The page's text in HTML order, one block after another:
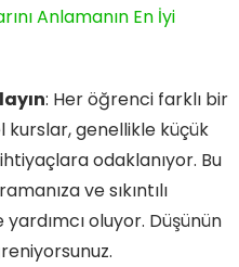
Anlamanın En İyi
: Her öğrenci farklı bir
kurslar, genellikle küçük
odaklanıyor. Bu
ve sıkıntılı
oluyor. Düşünün